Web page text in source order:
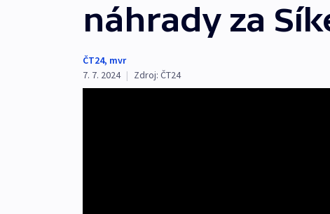
náhrady za
ČT24, mvr
7. 7. 2024 | Zdroj: ČT24